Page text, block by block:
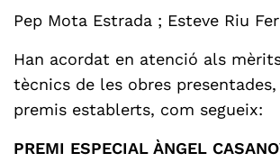
Pep Mota Estrada ; Esteve Riu
Han acordat en atenció als
tècnics de les obres
premis establerts, com segueix:
PREMI ESPECIAL ÀNGEL